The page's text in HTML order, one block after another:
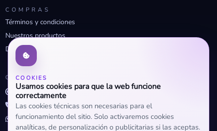
COOKIES
Usamos cookies para que la web funcione
correctamente
Las cookies técnicas son necesarias para el
funcionamiento del sitio. Solo activaremos cookies
analíticas, de personalización o publicitarias si las aceptas.
COMPRAS
Términos y condiciones
Nuestros productos
Descuentos profesionales
CONTACTO
info@openclima.com
919 32 73 23
+34 623 56 04 93 (WhatsApp)